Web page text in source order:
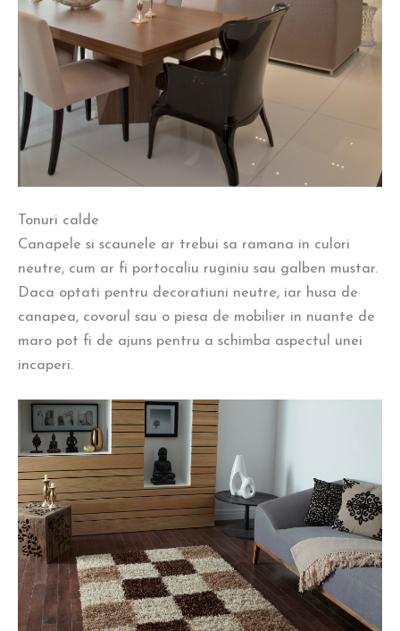
Tonuri calde
Canapele si scaunele ar trebui sa ramana in culori
neutre, cum ar fi portocaliu ruginiu sau galben mustar.
Daca optati pentru decoratiuni neutre, iar husa de
canapea, covorul sau o piesa de mobilier in nuante de
maro pot fi de ajuns pentru a schimba aspectul unei
incaperi.